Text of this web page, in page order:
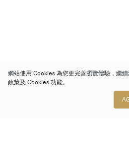
網站使用 Cookies 為您更完善瀏覽體驗，繼
政策及 Cookies 功能。